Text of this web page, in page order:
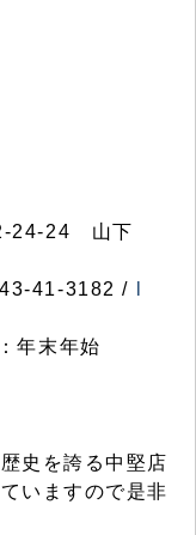
24-24 山下
41-3182 /
年末年始
史を誇る中堅店
いますので是非